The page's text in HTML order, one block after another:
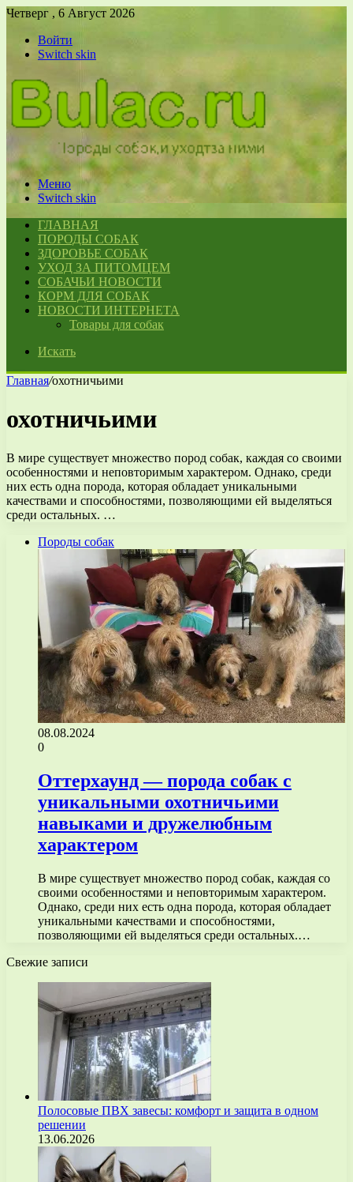
Четверг , 6 Август 2026
Войти
Switch skin
Меню
Switch skin
ГЛАВНАЯ
ПОРОДЫ СОБАК
ЗДОРОВЬЕ СОБАК
УХОД ЗА ПИТОМЦЕМ
СОБАЧЬИ НОВОСТИ
КОРМ ДЛЯ СОБАК
НОВОСТИ ИНТЕРНЕТА
Товары для собак
Искать
Главная/охотничьими
охотничьими
В мире существует множество пород собак, каждая со своими
особенностями и неповторимым характером. Однако, среди
них есть одна порода, которая обладает уникальными
качествами и способностями, позволяющими ей выделяться
среди остальных. …
Породы собак
08.08.2024
0
Оттерхаунд — порода собак с
уникальными охотничьими
навыками и дружелюбным
характером
В мире существует множество пород собак, каждая со
своими особенностями и неповторимым характером.
Однако, среди них есть одна порода, которая обладает
уникальными качествами и способностями,
позволяющими ей выделяться среди остальных.…
Свежие записи
Полосовые ПВХ завесы: комфорт и защита в одном
решении
13.06.2026